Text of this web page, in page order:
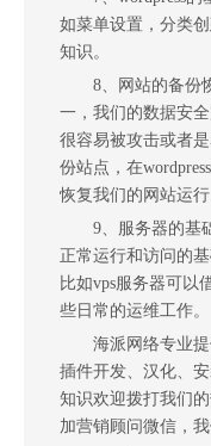
如菜单设置，分类
知识。
8、网站的备份
一，我们的数据安
很容易被攻击或者
份站点，在
恢复我们的网站运行
9、服务器的基
正常运行和访问的
比如vps服务器可以
些日常的运维工作。
海派网络专业
插件开发、汉化、
知识欢迎拨打我们
加营销顾问微信，